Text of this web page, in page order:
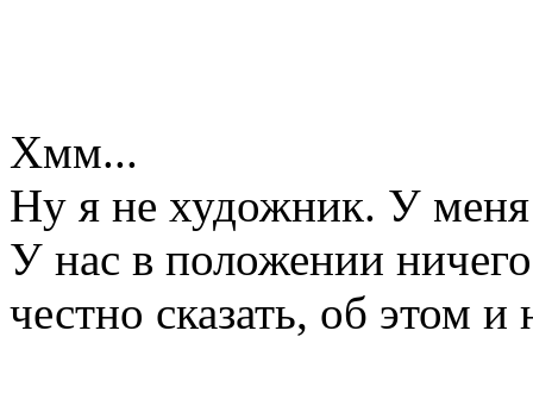
Хмм...
Ну я не художник. У меня
У нас в положении
честно сказать, об этом и